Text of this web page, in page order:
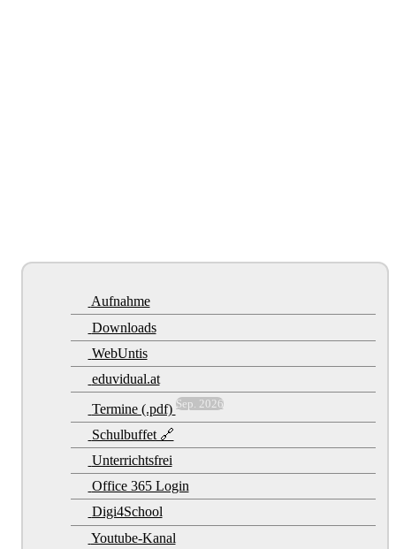
Aufnahme
Downloads
WebUntis
eduvidual.at
Termine (.pdf) Sep. 2026
Schulbuffet 🔗
Unterrichtsfrei
Office 365 Login
Digi4School
Youtube-Kanal